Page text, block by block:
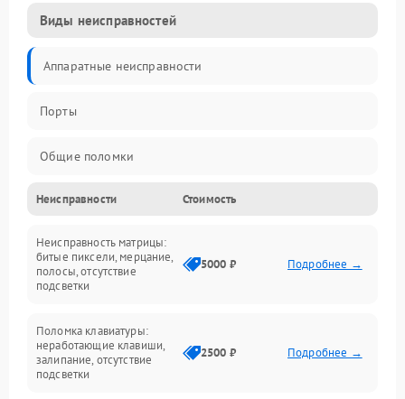
Виды неисправностей
Аппаратные неисправности
Порты
Общие поломки
Устройства
Программные ошибки
Электрические и системные сбои
Интерфейсные проблемы
Батарея
Неисправности Стоимость
Неисправность матрицы:
битые пиксели, мерцание,
полосы, отсутствие
подсветки
5000 ₽ Подробнее →
Поломка клавиатуры:
неработающие клавиши,
залипание, отсутствие
подсветки
2500 ₽ Подробнее →